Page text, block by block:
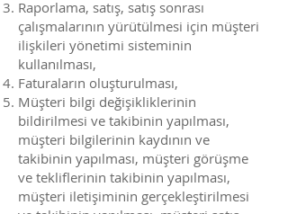
Raporlama, satış, satış sonrası
çalışmalarının yürütülmesi için müşteri
ilişkileri yönetimi sisteminin
kullanılması,
Faturaların oluşturulması,
Müşteri bilgi değişikliklerinin
bildirilmesi ve takibinin yapılması,
müşteri bilgilerinin kaydının ve
takibinin yapılması, müşteri görüşme
ve tekliflerinin takibinin yapılması,
müşteri iletişiminin gerçekleştirilmesi